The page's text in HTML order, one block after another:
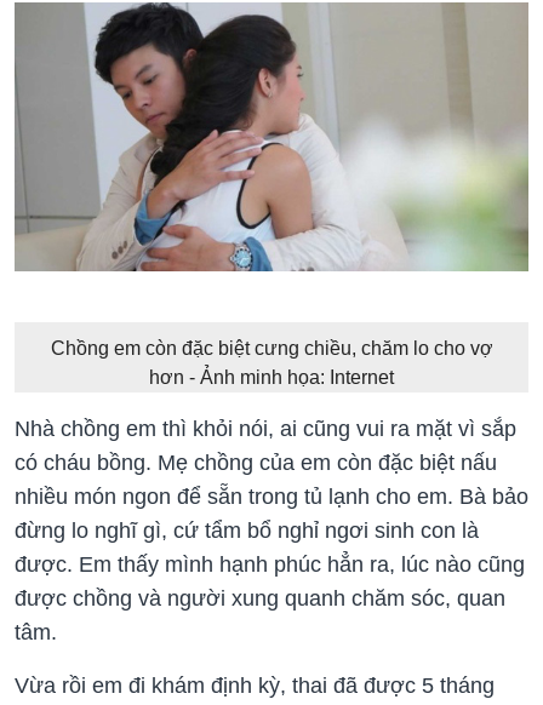
Chồng em còn đặc biệt cưng chiều, chăm lo cho vợ
hơn - Ảnh minh họa: Internet
Nhà chồng em thì khỏi nói, ai cũng vui ra mặt vì sắp
có cháu bồng. Mẹ chồng của em còn đặc biệt nấu
nhiều món ngon để sẵn trong tủ lạnh cho em. Bà bảo
đừng lo nghĩ gì, cứ tẩm bổ nghỉ ngơi sinh con là
được. Em thấy mình hạnh phúc hẳn ra, lúc nào cũng
được chồng và người xung quanh chăm sóc, quan
tâm.
Vừa rồi em đi khám định kỳ, thai đã được 5 tháng